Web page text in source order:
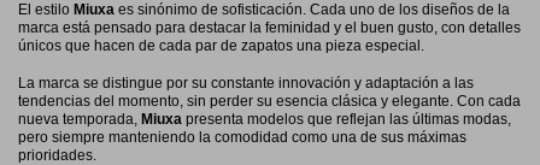
El estilo Miuxa es sinónimo de sofisticación. Cada uno de los diseños de la
marca está pensado para destacar la feminidad y el buen gusto, con detalles
únicos que hacen de cada par de zapatos una pieza especial.
La marca se distingue por su constante innovación y adaptación a las
tendencias del momento, sin perder su esencia clásica y elegante. Con cada
nueva temporada, Miuxa presenta modelos que reflejan las últimas modas,
pero siempre manteniendo la comodidad como una de sus máximas
prioridades.